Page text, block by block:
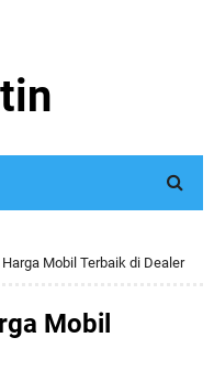
Mobil Terbaik di Dealer
Mobil